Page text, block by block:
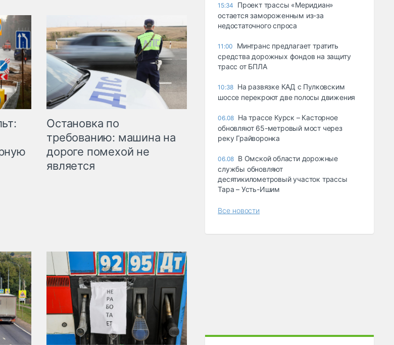
Остановка по
требованию: машина на
дороге помехой не
является
15:34
Проект трассы «Меридиан»
остается замороженным из-за
недостаточного спроса
11:00
Минтранс предлагает тратить
средства дорожных фондов на защиту
трасс от БПЛА
10:38 На развязке КАД с Пулковским
шоссе перекроют две полосы движения
06.08 На трассе Курск – Касторное
обновляют 65-метровый мост через
реку Грайворонка
06.08 В Омской области дорожные
службы обновляют
десятикилометровый участок трассы
Тара – Усть-Ишим
Все новости